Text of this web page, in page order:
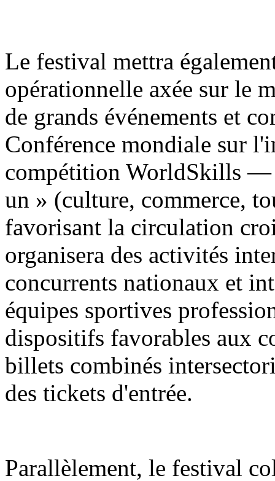
Le festival mettra
opérationnelle axée sur le
de grands événements et
Conférence mondiale sur
compétition WorldSkills —
un » (culture, commerce,
favorisant la circulation
organisera des activités
concurrents nationaux et
équipes sportives
dispositifs favorables aux
billets combinés
des tickets d'entrée.
Parallèlement, le festival